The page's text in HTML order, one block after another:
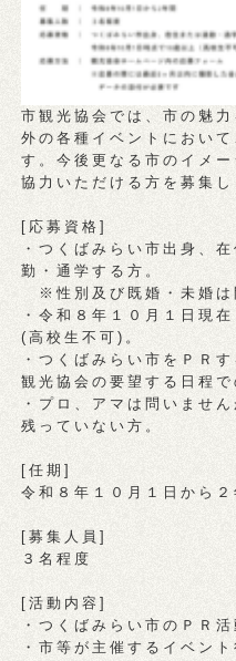
市観光協会では、市の魅
外の各種イベントにおい
す。今後更なる市のイメ
協力いただける方を募集し
[応募資格]
・つくばみらい市出身、
勤・通学する方。
※性別及び既婚・未婚は
・令和８年１０月１日現
(高校生不可)。
・つくばみらい市をＰＲ
観光協会の要望する日程で
・プロ、アマは問いませ
残っていない方。
[任期]
令和８年１０月１日から２
[募集人員]
３名程度
[活動内容]
・つくばみらい市のＰＲ活
・市等が主催するイベン